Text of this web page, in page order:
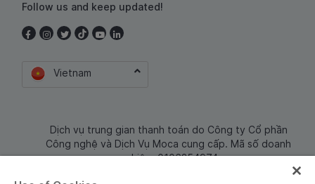
Follow us and keep updated!
Vietnam
Dịch vụ trung gian thanh toán do Công ty Cổ phần
Công nghệ và Dịch Vụ Moca cung cấp. Mã số doanh
nghiệp: 0106254974